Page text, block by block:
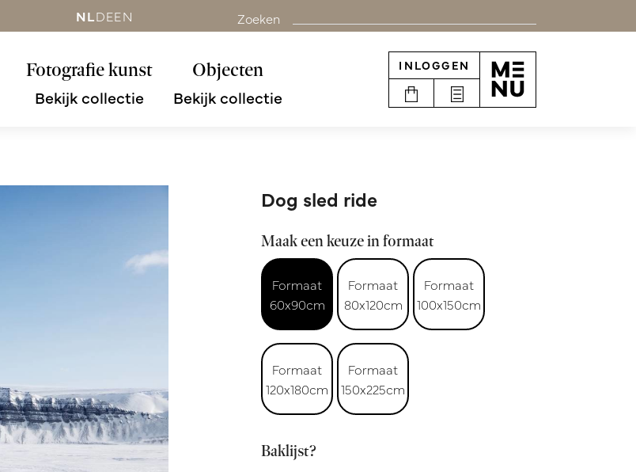
NLDEEN Zoeken
Fotografie kunst
Bekijk collectie
Objecten
Bekijk collectie
INLOGGEN
Dog sled ride
Maak een keuze in formaat
Formaat
60x90cm
Formaat
80x120cm
Formaat
100x150cm
Formaat
120x180cm
Formaat
150x225cm
Baklijst?